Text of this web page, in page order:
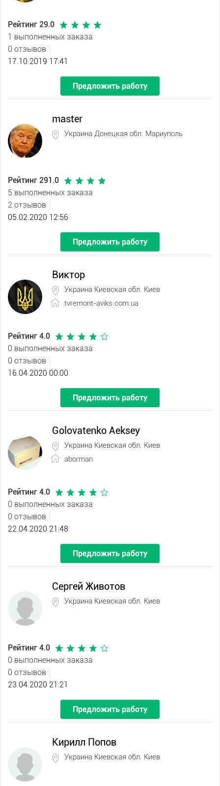
Рейтинг 29.0
1 выполненных заказа
0 отзывов
17.10.2019 17:41
Предложить работу
master
Украина Донецкая обл. Мариуполь
Рейтинг 291.0
5 выполненных заказа
2 отзывов
05.02.2020 12:56
Предложить работу
Виктор
Украина Киевская обл. Киев
tvremont-aviks.com.ua
Рейтинг 4.0
0 выполненных заказа
0 отзывов
16.04.2020 00:00
Предложить работу
Golovatenko Aeksey
Украина Киевская обл. Киев
aborman
Рейтинг 4.0
0 выполненных заказа
0 отзывов
22.04.2020 21:48
Предложить работу
Сергей Животов
Украина Киевская обл. Киев
Рейтинг 4.0
0 выполненных заказа
0 отзывов
23.04.2020 21:21
Предложить работу
Кирилл Попов
Украина Киевская обл. Киев